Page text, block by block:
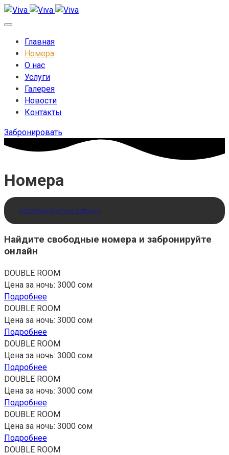
Главная
Номера
О нас
Услуги
Галерея
Новости
Контакты
Забронировать
Номера
Hotel management software
Найдите свободные номера и забронируйте
онлайн
DOUBLE ROOM
Цена за ночь: 3000 сом
Подробнее
DOUBLE ROOM
Цена за ночь: 3000 сом
Подробнее
DOUBLE ROOM
Цена за ночь: 3000 сом
Подробнее
DOUBLE ROOM
Цена за ночь: 3000 сом
Подробнее
DOUBLE ROOM
Цена за ночь: 3000 сом
Подробнее
DOUBLE ROOM